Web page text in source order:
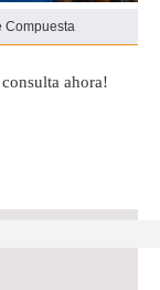
Compuesta
ahora!